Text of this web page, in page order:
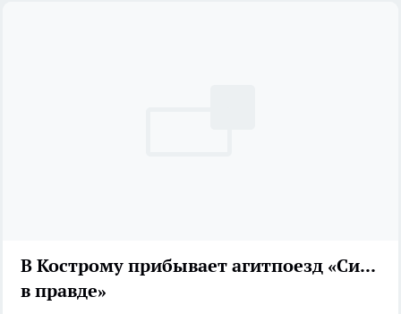
В Кострому прибывает агитпоезд «Сила
в правде»